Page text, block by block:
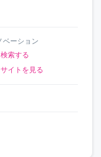
ベーション
索する
イトを見る